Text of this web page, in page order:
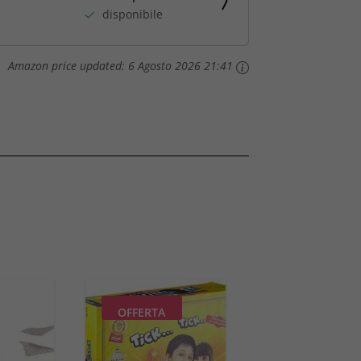
disponibile
Amazon price updated: 6 Agosto 2026 21:41
OFFERTA